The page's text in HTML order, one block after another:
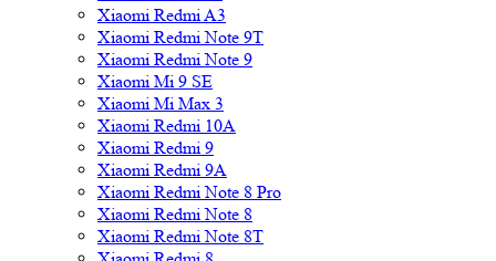
Xiaomi Redmi A3
Xiaomi Redmi Note 9T
Xiaomi Redmi Note 9
Xiaomi Mi 9 SE
Xiaomi Mi Max 3
Xiaomi Redmi 10A
Xiaomi Redmi 9
Xiaomi Redmi 9A
Xiaomi Redmi Note 8 Pro
Xiaomi Redmi Note 8
Xiaomi Redmi Note 8T